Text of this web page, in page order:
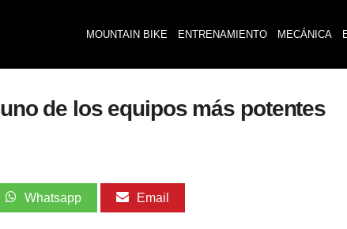
MOUNTAIN BIKE ENTRENAMIENTO MECÁNICA
de los equipos más potentes
Whatsapp Email